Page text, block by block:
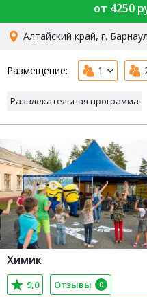
от 4250
Алтайский край, г.
Размещение: 1
Развлекательная программа
Химик
9,0 Отзывы 0